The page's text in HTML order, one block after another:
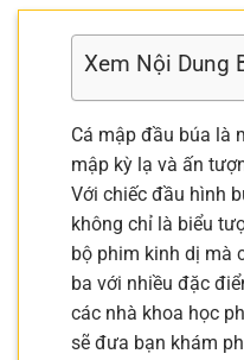
Xem Nội Dung
Cá mập đầu búa là
mập kỳ lạ và ấn
Với chiếc đầu hình
không chỉ là biểu
bộ phim kinh dị mà
ba với nhiều đặc
các nhà khoa học
sẽ đưa bạn khám